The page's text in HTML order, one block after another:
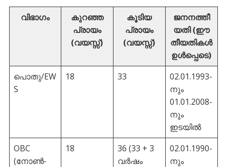
വിഭാഗം
കുറഞ്ഞ
പ്രായം
(വയസ്സ്)
കൂടിയ
പ്രായം
(വയസ്സ്)
ജനനത്തീ
യതി (ഈ
തീയതികൾ
ഉൾപ്പെടെ)
പൊതു/EW
S
18 33
02.01.1993-
നും
01.01.2008-
നും
ഇടയിൽ
OBC
(നോൺ-
18
36 (33 + 3
വർഷം
02.01.1990-
നും